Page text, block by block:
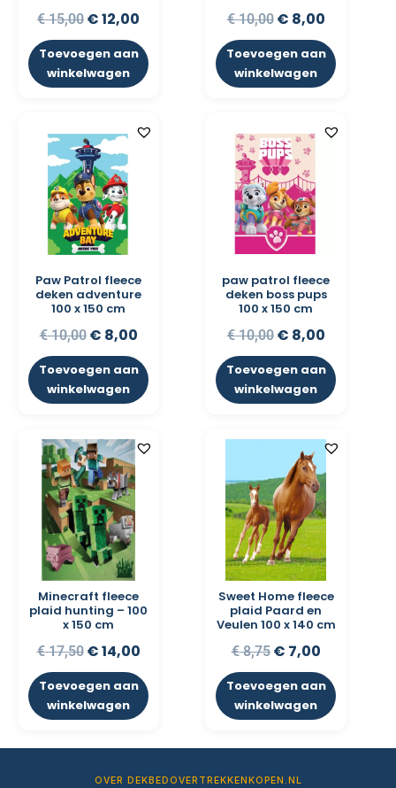
€15,00 €12,00
Toevoegen aan
winkelwagen
€10,00 € 8,00
Toevoegen aan
winkelwagen
Paw Patrol fleece
deken adventure
100 x 150 cm
€10,00 € 8,00
Toevoegen aan
winkelwagen
paw patrol fleece
deken boss pups
100 x 150 cm
€10,00 € 8,00
Toevoegen aan
winkelwagen
Minecraft fleece
plaid hunting – 100
x 150 cm
€17,50 €14,00
Toevoegen aan
winkelwagen
Sweet Home fleece
plaid Paard en
Veulen 100 x 140 cm
€8,75 € 7,00
Toevoegen aan
winkelwagen
OVER DEKBEDOVERTREKKENKOPEN.NL